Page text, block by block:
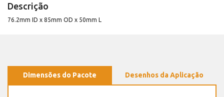
Descrição
76.2mm ID x 85mm OD x 50mm L
Dimensões do Pacote Desenhos da Aplicação